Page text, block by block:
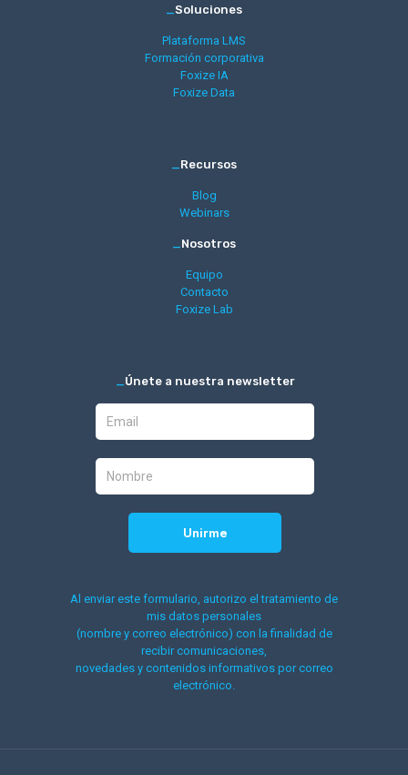
_Soluciones
Plataforma LMS
Formación corporativa
Foxize IA
Foxize Data
_Recursos
Blog
Webinars
_Nosotros
Equipo
Contacto
Foxize Lab
_Únete a nuestra newsletter
Al enviar este formulario, autorizo el tratamiento de
mis datos personales
(nombre y correo electrónico) con la finalidad de
recibir comunicaciones,
novedades y contenidos informativos por correo
electrónico.